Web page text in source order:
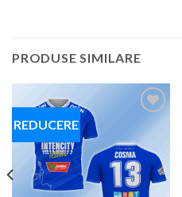
PRODUSE SIMILARE
REDUCERE
Add to
wishlist